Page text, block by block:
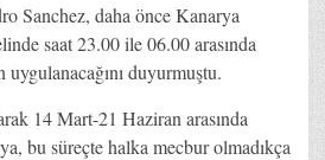
Sanchez, daha önce Kanarya
saat 23.00 ile 06.00 arasında
uygulanacağını duyurmuştu.
14 Mart-21 Haziran arasında
bu süreçte halka mecbur olmadıkça